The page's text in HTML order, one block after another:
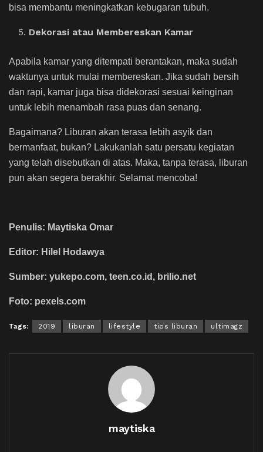
bisa membantu meningkatkan kebugaran tubuh.
Dekorasi atau Membereskan Kamar
Apabila kamar yang ditempati berantakan, maka sudah
waktunya untuk mulai membereskan. Jika sudah bersih
dan rapi, kamar juga bisa didekorasi sesuai keinginan
untuk lebih menambah rasa puas dan senang.
Bagaimana? Liburan akan terasa lebih asyik dan
bermanfaat, bukan? Lakukanlah satu persatu kegiatan
yang telah disebutkan di atas. Maka, tanpa terasa, liburan
pun akan segera berakhir. Selamat mencoba!
Penulis: Maytiska Omar
Editor: Hilel Hodawya
Sumber: yukepo.com, teen.co.id, brilio.net
Foto: pexels.com
Tags: 2019 liburan lifestyle tips liburan ultimagz
maytiska